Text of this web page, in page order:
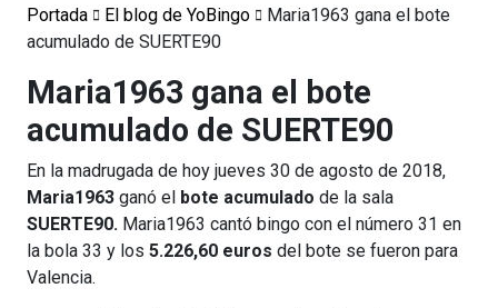
Portada El blog de YoBingo
Maria1963 gana el bote
acumulado de SUERTE90
Maria1963 gana el bote
acumulado de SUERTE90
En la madrugada de hoy jueves 30 de agosto de 2018,
Maria1963 ganó el bote acumulado de la sala
SUERTE90. Maria1963 cantó bingo con el número 31 en
la bola 33 y los 5.226,60 euros del bote se fueron para
Valencia.